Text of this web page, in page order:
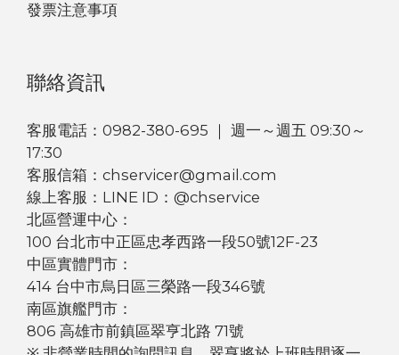
發票注意事項
聯絡資訊
客服電話：0982-380-695 ｜ 週一～週五 09:30～
17:30
客服信箱：chservicer@gmail.com
線上客服：LINE ID：@chservice
北區營運中心：
100 台北市中正區忠孝西路一段50號12F-23
中區實體門市：
414 台中市烏日區三榮路一段346號
南區旗艦門市：
806 高雄市前鎮區翠亨北路 71號